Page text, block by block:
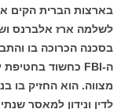
בארצות הברית הקים
לשלמה ארז אלברנס
מצווה. הוא החזיק בו